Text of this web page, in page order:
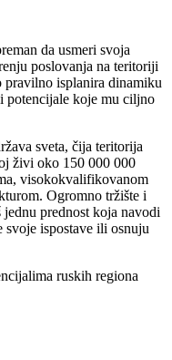
da usmeri svoja
poslovanja na teritoriji
pravilno isplanira dinamiku
potencijale koje mu ciljno
sveta, čija teritorija
živi oko 150 000 000
visokokvalifikovanom
Ogromno tržište i
jednu prednost koja navodi
ispostave ili osnuju
ruskih regiona